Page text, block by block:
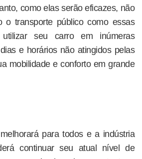
como elas serão eficazes, não
o transporte público como essas
utilizar seu carro em inúmeras
e horários não atingidos pelas
mobilidade e conforto em grande
para todos e a indústria
continuar seu atual nível de